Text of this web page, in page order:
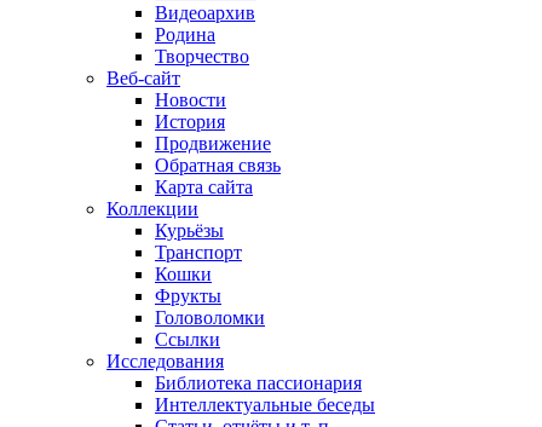
Видеоархив
Родина
Творчество
Веб-сайт
Новости
История
Продвижение
Обратная связь
Карта сайта
Коллекции
Курьёзы
Транспорт
Кошки
Фрукты
Головоломки
Ссылки
Исследования
Библиотека пассионария
Интеллектуальные беседы